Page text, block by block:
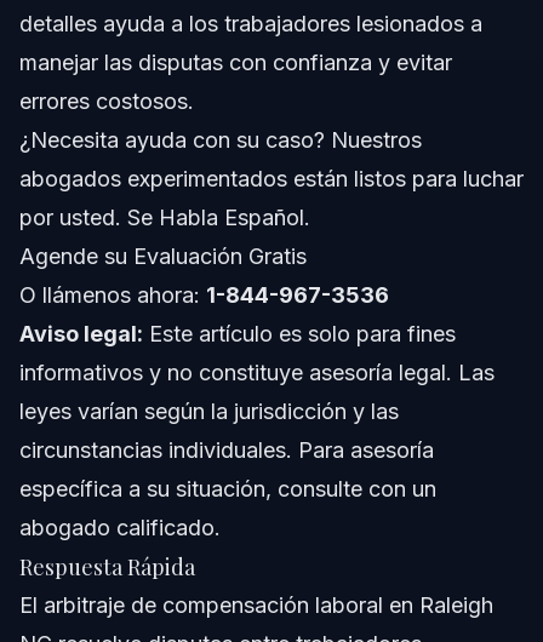
Conceptos a Nivel Nacional
Cuándo Contactar a un Abogado de
Compensación Laboral
Sobre Vasquez Law Firm
Preguntas Frecuentes
¿Qué significa arbitrar en términos simples?
¿Es beneficiosa la arbitraje en casos de compensación
laboral?
¿Cuál es un ejemplo de arbitraje en compensación
¿Dónde se usa comúnmente la arbitraje?
¿Puedo apelar una decisión de arbitraje en
detalles ayuda a los trabajadores lesionados a
manejar las disputas con confianza y evitar
errores costosos.
¿Necesita ayuda con su caso? Nuestros
abogados experimentados están listos para luchar
por usted. Se Habla Español.
Agende su Evaluación Gratis
O llámenos ahora: 1-844-967-3536
Aviso legal: Este artículo es solo para fines
informativos y no constituye asesoría legal. Las
leyes varían según la jurisdicción y las
circunstancias individuales. Para asesoría
específica a su situación, consulte con un
abogado calificado.
Respuesta Rápida
El arbitraje de compensación laboral en Raleigh